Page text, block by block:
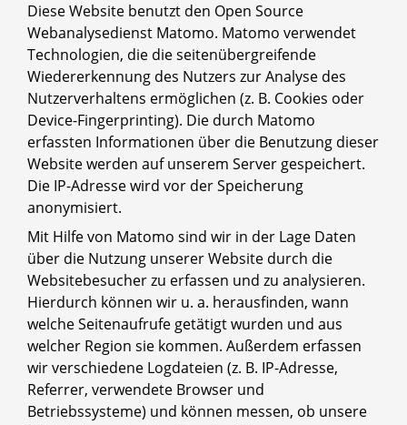
Diese Website benutzt den Open Source
Webanalysedienst Matomo. Matomo verwendet
Technologien, die die seitenübergreifende
Wiedererkennung des Nutzers zur Analyse des
Nutzerverhaltens ermöglichen (z. B. Cookies oder
Device-Fingerprinting). Die durch Matomo
erfassten Informationen über die Benutzung dieser
Website werden auf unserem Server gespeichert.
Die IP-Adresse wird vor der Speicherung
anonymisiert.
Mit Hilfe von Matomo sind wir in der Lage Daten
über die Nutzung unserer Website durch die
Websitebesucher zu erfassen und zu analysieren.
Hierdurch können wir u. a. herausfinden, wann
welche Seitenaufrufe getätigt wurden und aus
welcher Region sie kommen. Außerdem erfassen
wir verschiedene Logdateien (z. B. IP-Adresse,
Referrer, verwendete Browser und
Betriebssysteme) und können messen, ob unsere